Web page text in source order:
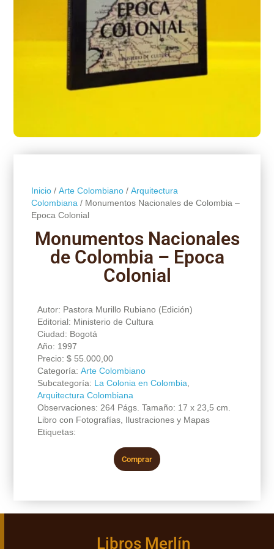
Inicio/ Arte Colombiano/ Arquitectura
Colombiana / Monumentos Nacionales de Colombia –
Epoca Colonial
Monumentos Nacionales
de Colombia – Epoca
Colonial
Autor: Pastora Murillo Rubiano (Edición)
Editorial: Ministerio de Cultura
Ciudad: Bogotá
Año: 1997
Precio: $55.000,00
Categoría: Arte Colombiano
Subcategoría: La Colonia en Colombia
Arquitectura Colombiana
Observaciones: 264 Págs. Tamaño: 17 x 23,5 cm.
Libro con Fotografías, Ilustraciones y Mapas
Etiquetas:
Comprar
Libros Merlín